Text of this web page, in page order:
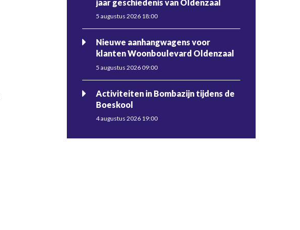
jaar geschiedenis van Oldenzaal
5 augustus 2026 18:00
Nieuwe aanhangwagens voor
klanten Woonboulevard Oldenzaal
5 augustus 2026 09:00
Activiteiten in Bombazijn tijdens de
Boeskool
4 augustus 2026 19:00